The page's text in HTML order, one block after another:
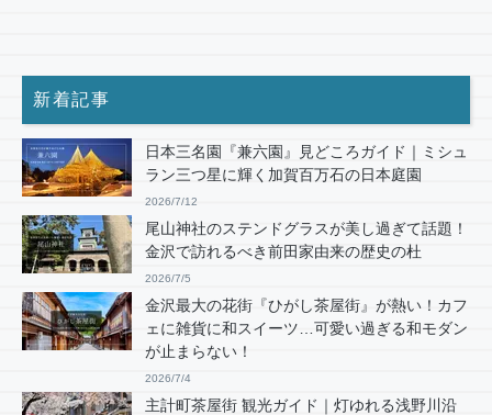
新着記事
日本三名園『兼六園』見どころガイド｜ミシュ
ラン三つ星に輝く加賀百万石の日本庭園
2026/7/12
尾山神社のステンドグラスが美し過ぎて話題！
金沢で訪れるべき前田家由来の歴史の杜
2026/7/5
金沢最大の花街『ひがし茶屋街』が熱い！カフ
ェに雑貨に和スイーツ…可愛い過ぎる和モダン
が止まらない！
2026/7/4
主計町茶屋街 観光ガイド｜灯ゆれる浅野川沿